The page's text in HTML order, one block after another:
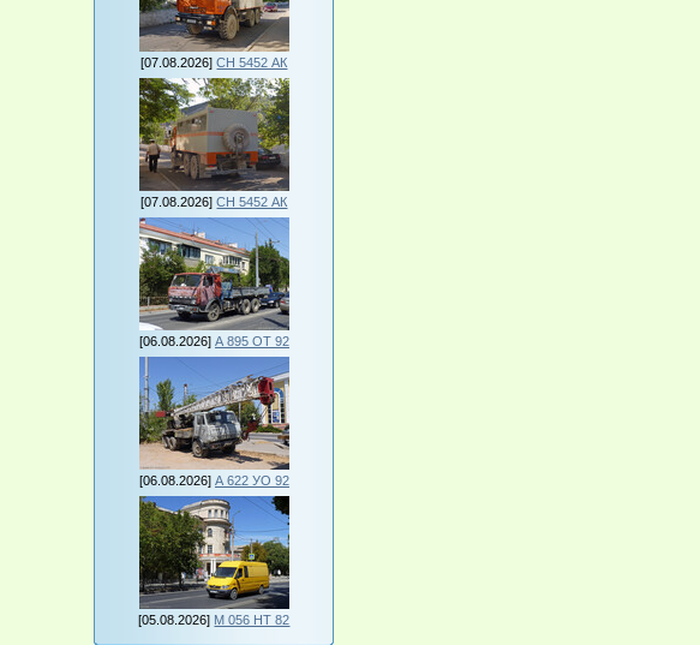
[07.08.2026]СН 5452 АК
[07.08.2026]СН 5452 АК
[06.08.2026] А 895 ОТ 92
[06.08.2026] А 622 УО 92
[05.08.2026] М 056 НТ 82